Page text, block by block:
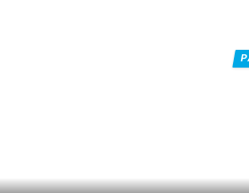
форма на распространување,